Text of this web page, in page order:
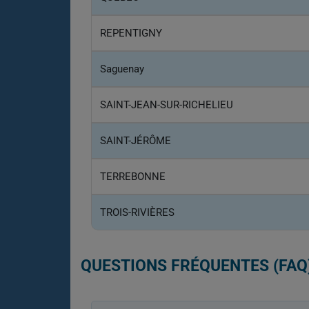
REPENTIGNY
Saguenay
SAINT-JEAN-SUR-RICHELIEU
SAINT-JÉRÔME
TERREBONNE
TROIS-RIVIÈRES
QUESTIONS FRÉQUENTES